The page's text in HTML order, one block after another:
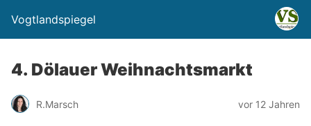
Vogtlandspiegel
4. Dölauer Weihnachtsmarkt
R.Marsch vor 12 Jahren